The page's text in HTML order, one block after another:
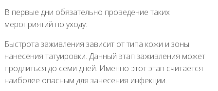
В первые дни обязательно проведение таких
мероприятий по уходу:
Быстрота заживления зависит от типа кожи и зоны
нанесения татуировки. Данный этап заживления может
продлиться до семи дней. Именно этот этап считается
наиболее опасным для занесения инфекции.